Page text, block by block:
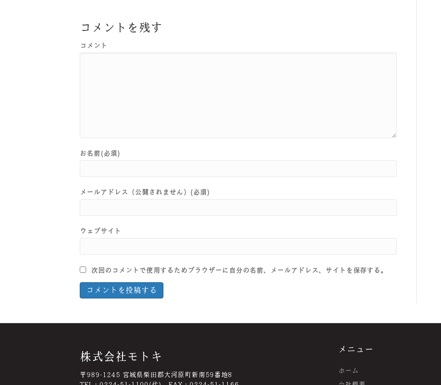
コメントを残す
コメント
お名前(必須)
メールアドレス（公開されません）(必須)
ウェブサイト
次回のコメントで使用するためブラウザーに自分の名前、メールアドレス、サイトを保存する。
株式会社モトキ
〒989-1245 宮城県柴田郡大河原町新南59番地8
メニュー
ホーム